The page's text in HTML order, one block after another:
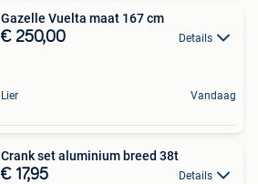
Gazelle Vuelta maat 167 cm
€ 250,00 Details
Lier Vandaag
Crank set aluminium breed 38t
€ 17,95 Details